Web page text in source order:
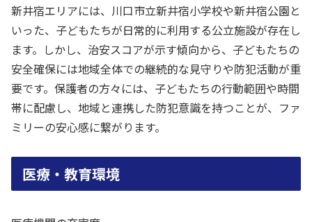
新井宿エリアには、川口市立新井宿小学校や新井宿公園と
いった、子どもたちが日常的に利用する公立施設が存在し
ます。しかし、治安スコアが示す傾向から、子どもたちの
安全確保には地域全体での継続的な見守りや防犯活動が重
要です。保護者の方々には、子どもたちの行動範囲や時間
帯に配慮し、地域と連携した防犯意識を持つことが、ファ
ミリーの安心感に繋がります。
医療・教育環境